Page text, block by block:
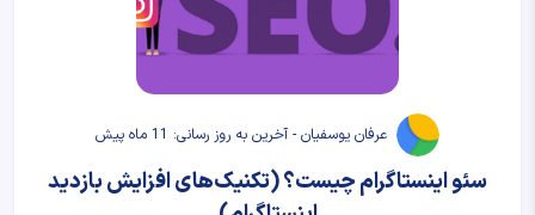
عرفان یوسفیان - آخرین به روز رسانی: 11 ماه پیش
سئو اینستاگرام چیست؟ (تکنیک‌های افزایش بازدید